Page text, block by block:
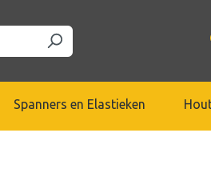
Spanners en Elastieken